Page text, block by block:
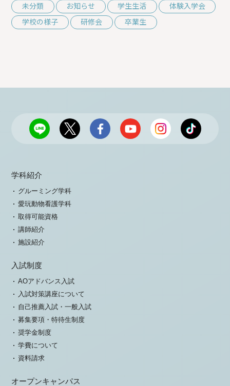
未分類 お知らせ 学生生活
体験入学会
学校の様子
研修会 卒業生
学科紹介
グルーミング学科
愛玩動物看護学科
取得可能資格
講師紹介
施設紹介
入試制度
AOアドバンス入試
入試対策講座について
自己推薦入試・一般入試
募集要項・特待生制度
奨学金制度
学費について
資料請求
オープンキャンパス